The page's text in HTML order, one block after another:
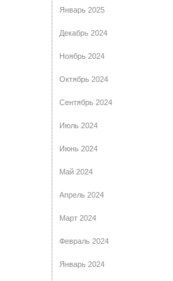
Январь 2025
Декабрь 2024
Ноябрь 2024
Октябрь 2024
Сентябрь 2024
Июль 2024
Июнь 2024
Май 2024
Апрель 2024
Март 2024
Февраль 2024
Январь 2024